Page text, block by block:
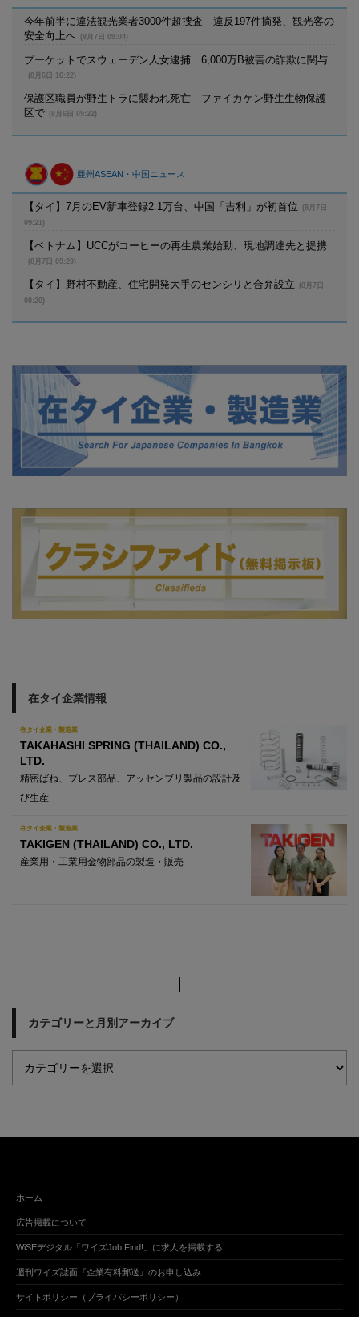
今年前半に違法観光業者3000件超捜査 違反197件摘発、観光客の
安全向上へ
(8月7日 09:04)
プーケットでスウェーデン人女逮捕 6,000万B被害の詐欺に関与
(8月6日 16:22)
保護区職員が野生トラに襲われ死亡 ファイカケン野生生物保護
区で
(8月6日 09:22)
亜州ASEAN・中国ニュース
【タイ】7月のEV新車登録2.1万台、中国「吉利」が初首位
(8月7日
09:21)
【ベトナム】UCCがコーヒーの再生農業始動、現地調達先と提携
(8月7日 09:20)
【タイ】野村不動産、住宅開発大手のセンシリと合弁設立
(8月7日
09:20)
在タイ企業情報
在タイ企業・製造業
TAKAHASHI SPRING (THAILAND) CO.,
LTD.
精密ばね、プレス部品、アッセンブリ製品の設計及
び生産
在タイ企業・製造業
TAKIGEN (THAILAND) CO., LTD.
産業用・工業用金物部品の製造・販売
カテゴリーと月別アーカイブ
ホーム
広告掲載について
WiSEデジタル「ワイズJob Find!」に求人を掲載する
週刊ワイズ誌面『企業有料郵送』のお申し込み
サイトポリシー（プライバシーポリシー）